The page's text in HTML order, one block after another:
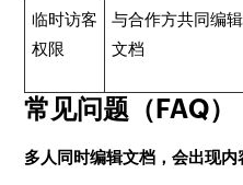
临时访客
权限
与合作方共同编
文档
常见问题（FAQ）
多人同时编辑文档，会出现内